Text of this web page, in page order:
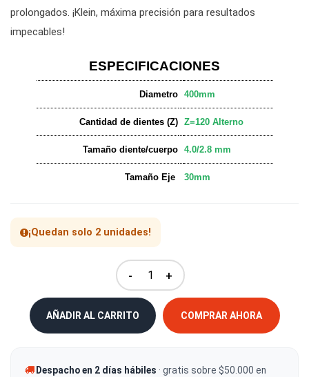
prolongados. ¡Klein, máxima precisión para resultados
impecables!
ESPECIFICACIONES
Diametro 400mm
Cantidad de dientes (Z) Z=120 Alterno
Tamaño diente/cuerpo 4.0/2.8 mm
Tamaño Eje 30mm
¡Quedan solo 2 unidades!
- +
AÑADIR AL CARRITO COMPRAR AHORA
Despacho en 2 días hábiles · gratis sobre $50.000 en